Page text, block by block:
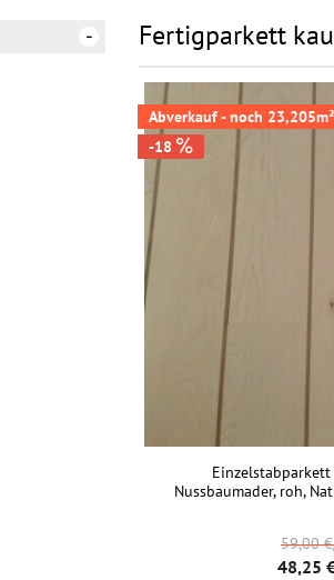
Fertigparkett
Abverkauf - noch
-18
Nussbaumader, roh,
48,25
59,00